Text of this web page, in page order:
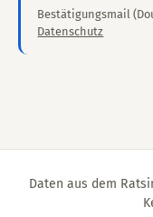
Bestätigungsmail
Datenschutz
Daten aus dem